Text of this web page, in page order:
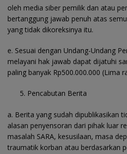
oleh media siber pemilik dan atau
bertanggung jawab penuh atas
yang tidak dikoreksinya itu.
e. Sesuai dengan Undang-Undang
melayani hak jawab dapat dijatuhi
paling banyak Rp500.000.000 (Lima
Pencabutan Berita
a. Berita yang sudah dipublikasikan
alasan penyensoran dari pihak luar
masalah SARA, kesusilaan, masa
traumatik korban atau berdasarkan